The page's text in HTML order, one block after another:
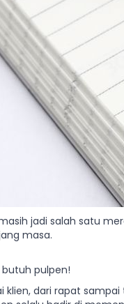
jadi salah satu
masa.
pulpen!
klien, dari rapat sampai